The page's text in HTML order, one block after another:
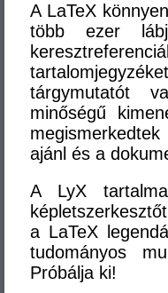
A LaTeX
több ezer
tárgymutatót
minőségű
ajánl és a
A LyX
a LaTeX
tudományos
Próbálja ki!